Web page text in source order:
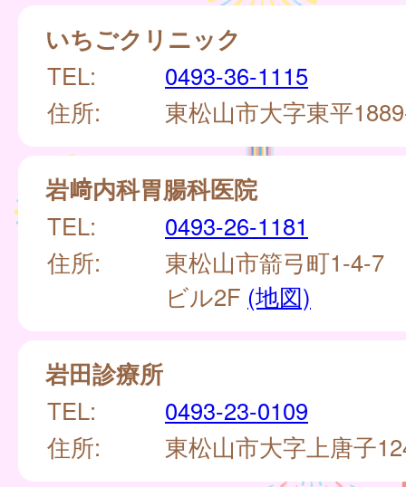
いちごクリニック
TEL:
0493-36-1115
住所:
東松山市大字東平
岩﨑内科胃腸科医院
TEL:
0493-26-1181
住所:
東松山市箭弓町1-
ビル2F (地図)
岩田診療所
TEL:
0493-23-0109
住所:
東松山市大字上唐子